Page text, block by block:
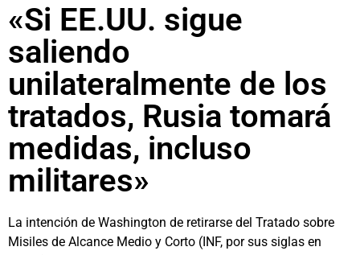
«Si EE.UU. sigue
saliendo
unilateralmente de los
tratados, Rusia tomará
medidas, incluso
militares»
La intención de Washington de retirarse del Tratado sobre
Misiles de Alcance Medio y Corto (INF, por sus siglas en